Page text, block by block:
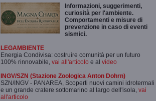
Informazioni, suggerimenti,
curiosità per l'ambiente.
Comportamenti e misure di
prevenzione in caso di eventi
sismici.
LEGAMBIENTE
Energia Condivisa: costruire comunità per un futuro
100% rinnovabile, vai all'articolo e al video
INGV/SZN (Stazione Zoologica Anton Dohrn)
SZN/INGV - PANAREA, Scoperti nuovi camini idrotermali
e un grande cratere sottomarino al largo dell'isola, vai
all'articolo